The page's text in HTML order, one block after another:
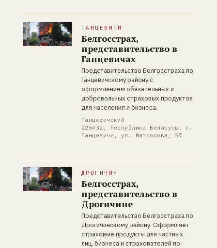
ГАНЦЕВИЧИ
Белгосстрах,
представительство в
Ганцевичах
Представительство Белгосстраха по
Ганцевичскому району с
оформлением обязательных и
добровольных страховых продуктов
для населения и бизнеса.
Ганцевичский
225432, Республика Беларусь, г.
Ганцевичи, ул. Матросова, 57
ДРОГИЧИН
Белгосстрах,
представительство в
Дрогичине
Представительство Белгосстраха по
Дрогичинскому району. Оформляет
страховые продукты для частных
лиц, бизнеса и страхователей по